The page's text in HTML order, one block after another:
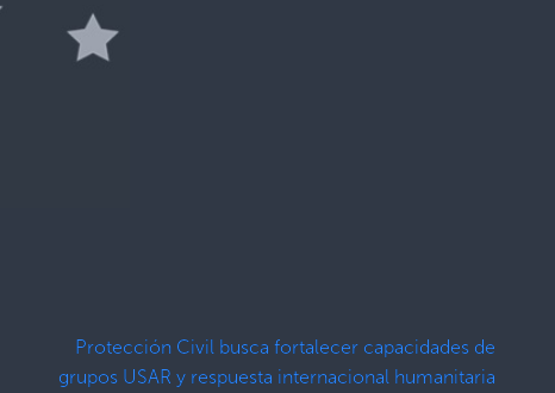
Protección Civil busca fortalecer capacidades de
grupos USAR y respuesta internacional humanitaria